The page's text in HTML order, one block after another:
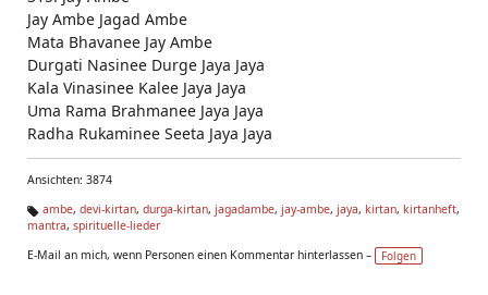
Jay Ambe Jagad Ambe
Mata Bhavanee Jay Ambe
Durgati Nasinee Durge Jaya Jaya
Kala Vinasinee Kalee Jaya Jaya
Uma Rama Brahmanee Jaya Jaya
Radha Rukaminee Seeta Jaya Jaya
Ansichten: 3874
Ta
s:
ambe, devi-kirtan, durga-kirtan, jagadambe, jay-ambe, jaya, kirtan, kirtanheft,
mantra, spirituelle-lieder
E-Mail an mich, wenn Personen einen Kommentar hinterlassen –
Folgen